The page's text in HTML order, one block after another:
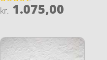
Vurderet
4.5
kr. 1.075,00